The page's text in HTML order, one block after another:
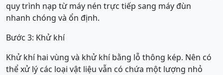
quy trình nạp từ máy nén trực tiếp sang máy đùn
nhanh chóng và ổn định.
Bước 3: Khử khí
Khử khí hai vùng và khử khí bằng lỗ thông kép. Nên có
thể xử lý các loại vật liệu vẫn có chứa một lượng nhỏ